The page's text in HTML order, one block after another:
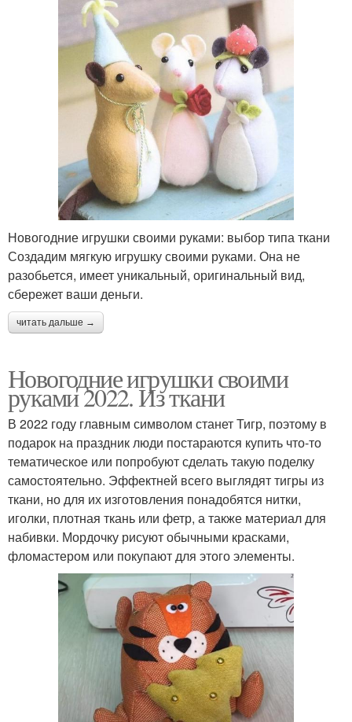
Новогодние игрушки своими руками: выбор типа ткани
Создадим мягкую игрушку своими руками. Она не
разобьется, имеет уникальный, оригинальный вид,
сбережет ваши деньги.
читать дальше →
Новогодние игрушки своими
руками 2022. Из ткани
В 2022 году главным символом станет Тигр, поэтому в
подарок на праздник люди постараются купить что-то
тематическое или попробуют сделать такую поделку
самостоятельно. Эффектней всего выглядят тигры из
ткани, но для их изготовления понадобятся нитки,
иголки, плотная ткань или фетр, а также материал для
набивки. Мордочку рисуют обычными красками,
фломастером или покупают для этого элементы.